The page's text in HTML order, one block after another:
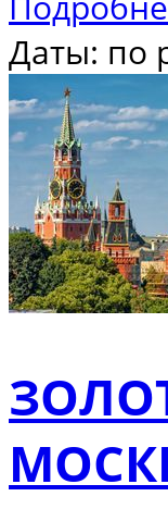
Даты: по